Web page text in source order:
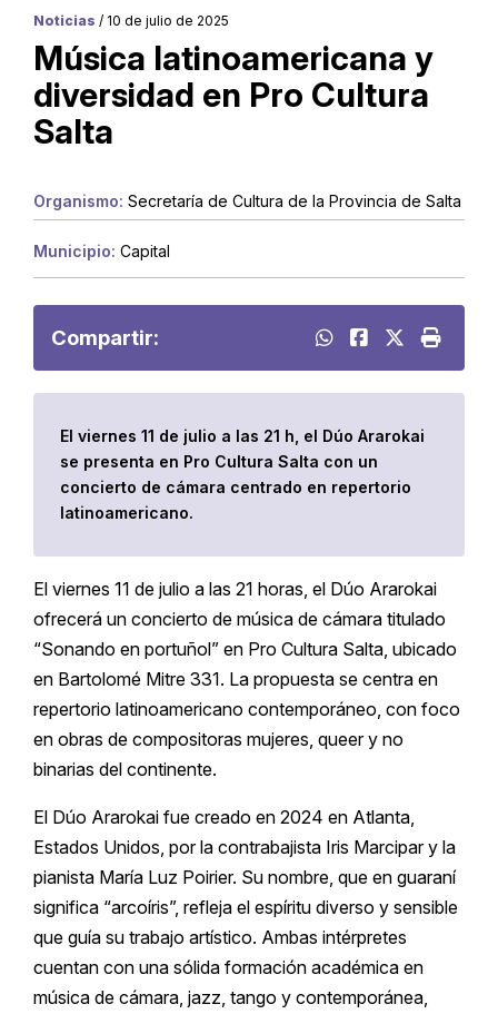
Noticias / 10 de julio de 2025
Música latinoamericana y
diversidad en Pro Cultura
Salta
Organismo: Secretaría de Cultura de la Provincia de Salta
Municipio: Capital
Compartir:
El viernes 11 de julio a las 21 h, el Dúo Ararokai
se presenta en Pro Cultura Salta con un
concierto de cámara centrado en repertorio
latinoamericano.
El viernes 11 de julio a las 21 horas, el Dúo Ararokai
ofrecerá un concierto de música de cámara titulado
“Sonando en portuñol” en Pro Cultura Salta, ubicado
en Bartolomé Mitre 331. La propuesta se centra en
repertorio latinoamericano contemporáneo, con foco
en obras de compositoras mujeres, queer y no
binarias del continente.
El Dúo Ararokai fue creado en 2024 en Atlanta,
Estados Unidos, por la contrabajista Iris Marcipar y la
pianista María Luz Poirier. Su nombre, que en guaraní
significa “arcoíris”, refleja el espíritu diverso y sensible
que guía su trabajo artístico. Ambas intérpretes
cuentan con una sólida formación académica en
música de cámara, jazz, tango y contemporánea,